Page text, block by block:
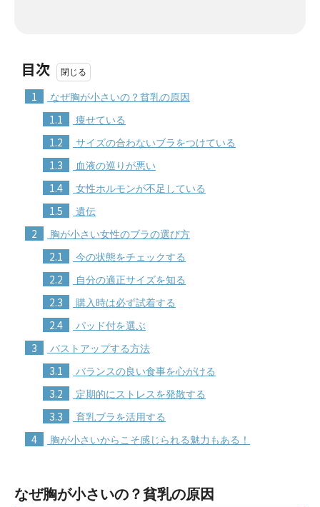
目次
1 なぜ胸が小さいの？貧乳の原因
1.1 痩せている
1.2 サイズの合わないブラをつけている
1.3 血液の巡りが悪い
1.4 女性ホルモンが不足している
1.5 遺伝
2 胸が小さい女性のブラの選び方
2.1 今の状態をチェックする
2.2 自分の適正サイズを知る
2.3 購入時は必ず試着する
2.4 パッド付を選ぶ
3 バストアップする方法
3.1 バランスの良い食事を心がける
3.2 定期的にストレスを発散する
3.3 育乳ブラを活用する
4 胸が小さいからこそ感じられる魅力もある！
なぜ胸が小さいの？貧乳の原因